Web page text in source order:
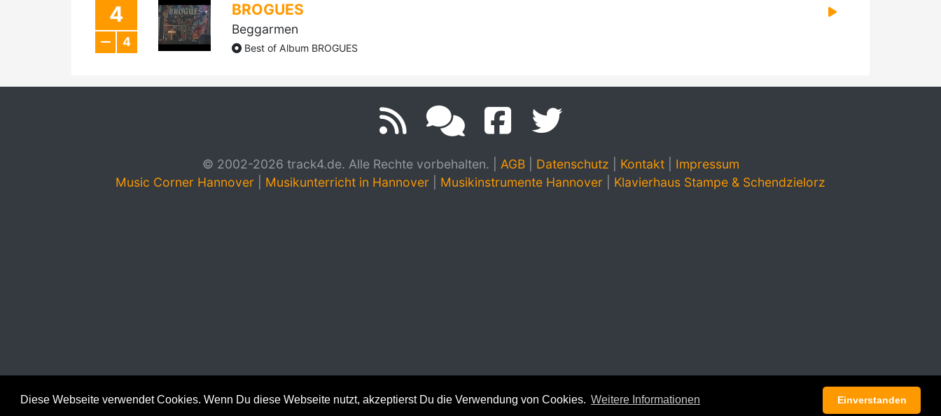
Diese Webseite verwendet Cookies. Wenn Du diese Webseite nutzt, akzeptierst Du die Verwendung von Cookies. Weitere Informationen Einverstanden
4
4
BROGUES
Beggarmen
Best of Album BROGUES
© 2002-2026 track4.de. Alle Rechte vorbehalten. AGB| Datenschutz Kontakt| Impressum
Music Corner Hannover
Musikunterricht in Hannover Musikinstrumente Hannover Klavierhaus Stampe & Schendzielorz